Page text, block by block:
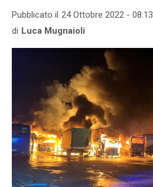
Pubblicato il 24 Ottobre 2022 - 08:13
di Luca Mugnaioli